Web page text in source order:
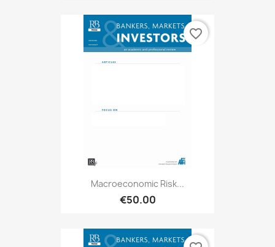
Macroeconomic Risk...
€50.00
favorite_border